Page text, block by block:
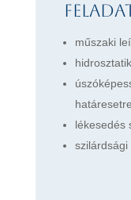
műszaki
határesetre
lékesedés